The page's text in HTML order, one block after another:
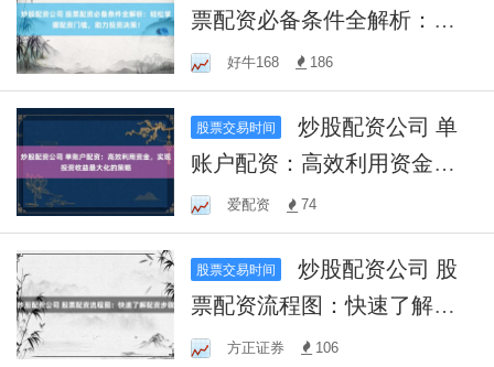
票配资必备条件全解析：轻
松掌握配资门槛，助力投资
决策！
好牛168 186
股票交易时间
炒股配资公司 单
账户配资：高效利用资金，
实现投资收益最大化的策略
爱配资 74
股票交易时间
炒股配资公司 股
票配资流程图：快速了解配
资步骤方正证券 106